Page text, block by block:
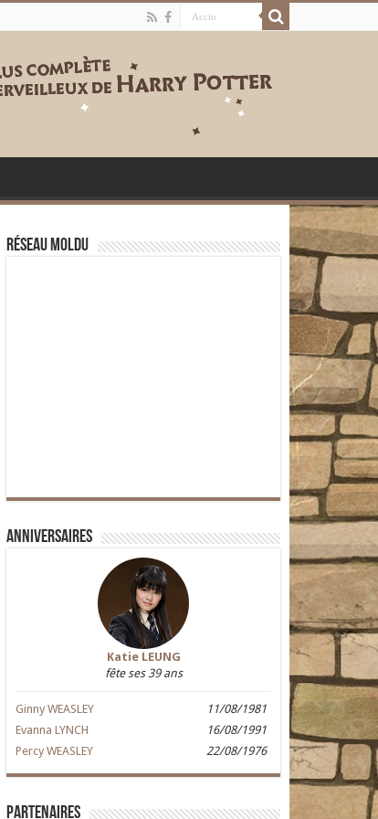
Réseau moldu
Anniversaires
Katie LEUNG
fête ses 39 ans
Ginny WEASLEY
11/08/1981
Evanna LYNCH
16/08/1991
Percy WEASLEY
22/08/1976
Partenaires